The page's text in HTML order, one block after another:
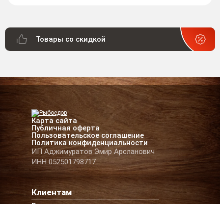
Товары со скидкой
Карта сайта
Публичная оферта
Пользовательское соглашение
Политика конфиденциальности
ИП Аджимуратов Эмир Арсланович
ИНН 052501798717
Клиентам